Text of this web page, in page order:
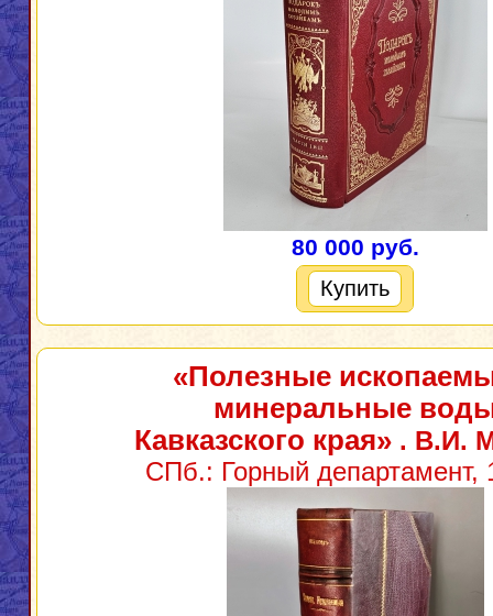
80 000 руб.
Купить
«Полезные
минеральные
Кавказского края» . В.И.
СПб.: Горный департамент,